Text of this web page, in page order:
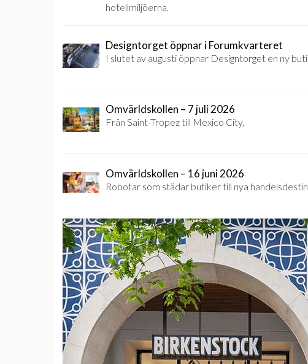
hotellmiljöerna.
Designtorget öppnar i Forumkvarteret
I slutet av augusti öppnar Designtorget en ny
Omvärldskollen – 7 juli 2026
Från Saint-Tropez till Mexico City.
Omvärldskollen – 16 juni 2026
Robotar som städar butiker till nya